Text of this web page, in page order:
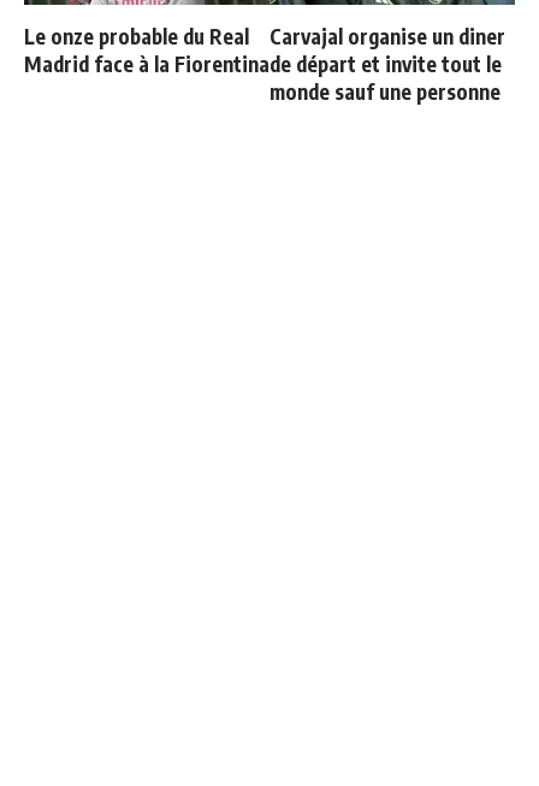
Le onze probable du Real
Madrid face à la Fiorentina
Carvajal organise un diner
de départ et invite tout le
monde sauf une personne